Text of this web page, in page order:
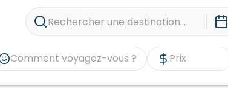
Rechercher une destination...
Comment voyagez-vous ? Prix